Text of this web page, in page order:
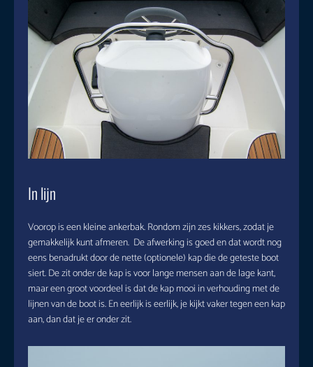
In lijn
Voorop is een kleine ankerbak. Rondom zijn zes kikkers, zodat je
gemakkelijk kunt afmeren. De afwerking is goed en dat wordt nog
eens benadrukt door de nette (optionele) kap die de geteste boot
siert. De zit onder de kap is voor lange mensen aan de lage kant,
maar een groot voordeel is dat de kap mooi in verhouding met de
lijnen van de boot is. En eerlijk is eerlijk, je kijkt vaker tegen een kap
aan, dan dat je er onder zit.